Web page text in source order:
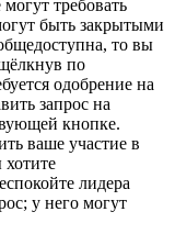
требовать
быть закрытыми
то вы
по
одобрение на
запрос на
кнопке.
ваше участие в
лидера
у него могут